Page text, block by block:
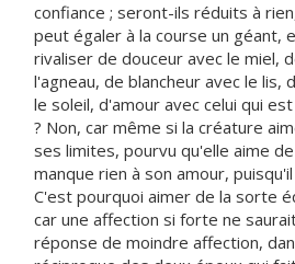
confiance ; seront-ils réduits à
peut égaler à la course un géant,
rivaliser de douceur avec le miel,
l'agneau, de blancheur avec le lis,
le soleil, d'amour avec celui qui
? Non, car même si la créature
ses limites, pourvu qu'elle aime
manque rien à son amour,
C'est pourquoi aimer de la sorte
car une affection si forte ne
réponse de moindre affection,